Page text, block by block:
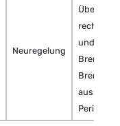
Neuregelung
und
Periode